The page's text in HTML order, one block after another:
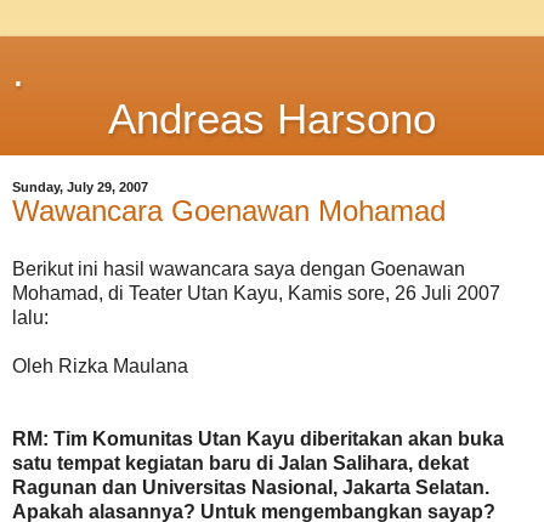
.
Andreas Harsono
Sunday, July 29, 2007
Wawancara Goenawan Mohamad
Berikut ini hasil wawancara saya dengan Goenawan
Mohamad, di Teater Utan Kayu, Kamis sore, 26 Juli 2007
lalu:
Oleh Rizka Maulana
RM: Tim Komunitas Utan Kayu diberitakan akan buka
satu tempat kegiatan baru di Jalan Salihara, dekat
Ragunan dan Universitas Nasional, Jakarta Selatan.
Apakah alasannya? Untuk mengembangkan sayap?